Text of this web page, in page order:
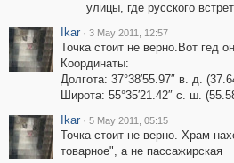
улицы, где русского
Ikar · 3 May 2011, 12:57
Точка стоит не верно.Вот гед
Координаты:
Долгота: 37°38′55.97″ в. д.
Широта: 55°35′21.42″ с. ш.
Ikar · 5 May 2011, 05:15
Точка стоит не верно. Храм
товарное", а не пассажирская